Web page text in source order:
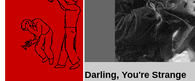
Darling, You're Strange